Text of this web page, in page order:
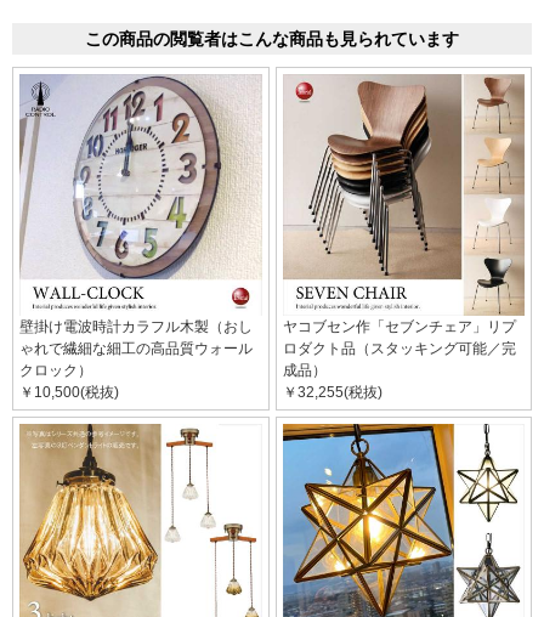
この商品の閲覧者はこんな商品も見られています
壁掛け電波時計カラフル木製（おし
ゃれで繊細な細工の高品質ウォール
クロック）
￥10,500(税抜)
ヤコブセン作「セブンチェア」リプ
ロダクト品（スタッキング可能／完
成品）
￥32,255(税抜)